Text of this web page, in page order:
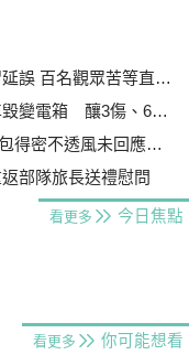
百名觀眾苦等直呼可惜
箱 釀3傷、600戶停電
密不透風未回應案情
部隊旅長送禮慰問
看更多 今日焦點
看更多 你可能想看